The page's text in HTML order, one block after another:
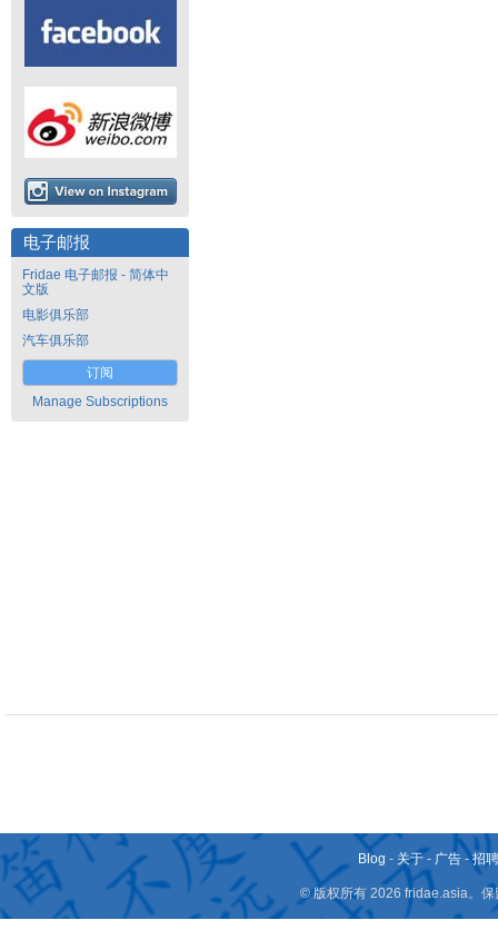
电子邮报
Fridae 电子邮报 - 简体中
文版
电影俱乐部
汽车俱乐部
订阅
Manage Subscriptions
Blog - 关于 - 广告 -招
© 版权所有 2026 fridae.asia。